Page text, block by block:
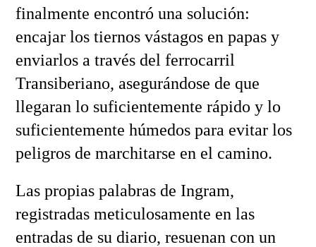
finalmente encontró una solución:
encajar los tiernos vástagos en papas y
enviarlos a través del ferrocarril
Transiberiano, asegurándose de que
llegaran lo suficientemente rápido y lo
suficientemente húmedos para evitar los
peligros de marchitarse en el camino.
Las propias palabras de Ingram,
registradas meticulosamente en las
entradas de su diario, resuenan con un